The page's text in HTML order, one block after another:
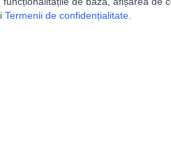
Termenii de confidențialitate